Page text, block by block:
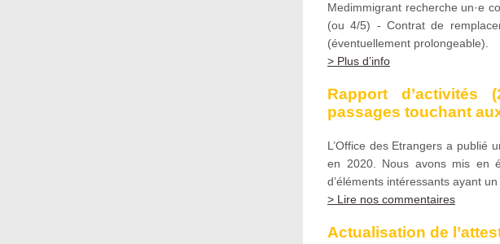
Medimmigrant recherche un·e
(ou 4/5) - Contrat de
(éventuellement prolongeable).
> Plus d’info
Rapport
passages touchant
L’Office des Etrangers a publié
en 2020. Nous avons mis en
d’éléments intéressants ayant
> Lire nos commentaires
Actualisation de